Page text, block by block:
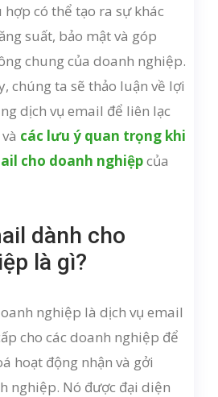
có thể tạo ra sự khác
suất, bảo mật và góp
chung của doanh nghiệp.
chúng ta sẽ thảo luận về lợi
dịch vụ email để liên lạc
các lưu ý quan trọng khi
cho doanh nghiệpcủa
dành cho
là gì?
nghiệp là dịch vụ email
cho các doanh nghiệp để
hoạt động nhận và gởi
nghiệp. Nó được đại diện